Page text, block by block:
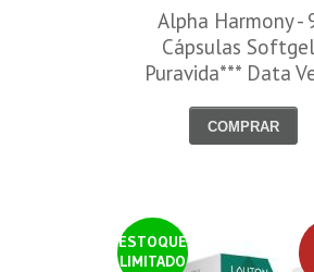
Alpha Harmony -
Cápsulas
Puravida*** Data
COMPRAR
ESTOQUE
LIMITADO